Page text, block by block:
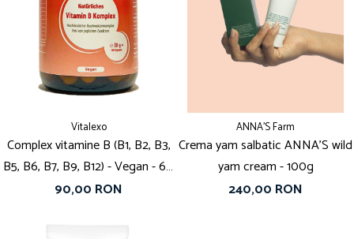
Vitalexo
Complex vitamine B (B1, B2, B3,
B5, B6, B7, B9, B12) - Vegan - 60
capsule
90,00 RON
ANNA'S Farm
Crema yam salbatic ANNA'S wild
yam cream - 100g
240,00 RON